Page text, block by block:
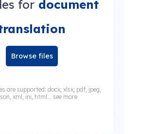
for document
Browse files
are supported: docx, xlsx, pdf, jpeg,
xml, ini, html... see more